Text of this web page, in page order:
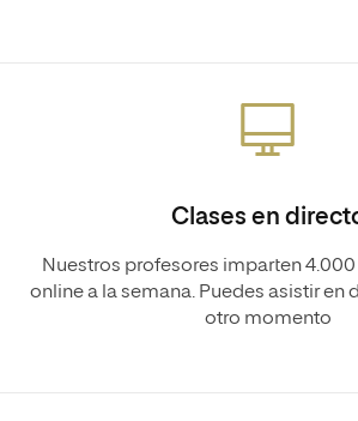
Clases en
Nuestros profesores imparten
online a la semana. Puedes asistir en
otro momento